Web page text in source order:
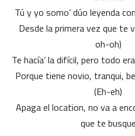
Tú y yo somo’ dúo leyenda
Desde la primera vez que te
oh-oh)
Te hacía’ la difícil, pero todo
Porque tiene novio, tranqui,
(Eh-eh)
Apaga el location, no va a
que te busque